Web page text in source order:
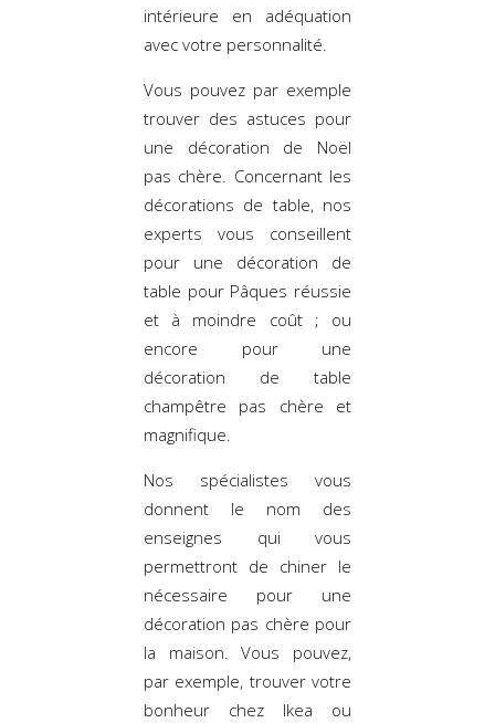
intérieure en adéquation
avec votre personnalité.
Vous pouvez par exemple
trouver des astuces pour
une décoration de Noël
pas chère. Concernant les
décorations de table, nos
experts vous conseillent
pour une décoration de
table pour Pâques réussie
et à moindre coût ; ou
encore pour une
décoration de table
champêtre pas chère et
magnifique.
Nos spécialistes vous
donnent le nom des
enseignes qui vous
permettront de chiner le
nécessaire pour une
décoration pas chère pour
la maison. Vous pouvez,
par exemple, trouver votre
bonheur chez Ikea ou